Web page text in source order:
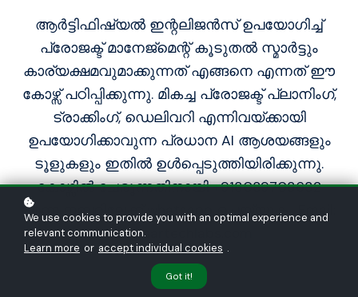
ആർട്ടിഫിഷ്യൽ ഇന്റലിജൻസ് ഉപയോഗിച്ച്
പ്രോജക്ട് മാനേജ്മെന്റ് കൂടുതൽ സ്മാർട്ടും
കാര്യക്ഷമവുമാക്കുന്നത് എങ്ങനെ എന്നത് ഈ
കോഴ്സ് പഠിപ്പിക്കുന്നു. മികച്ച പ്രോജക്ട് പ്ലാനിംഗ്,
ട്രാക്കിംഗ്, ഡെലിവറി എന്നിവയ്ക്കായി
ഉപയോഗിക്കാവുന്ന പ്രധാന AI ആശയങ്ങളും
ടൂളുകളും ഇതിൽ ഉൾപ്പെടുത്തിയിരിക്കുന്നു.
കോഴ്സിൽ ചേരുന്നതിനായി +918089708632
എന്ന നമ്പറിലേക്ക് whatsapp ചെയ്യുക . Email:
info@sartechlabs.com
We use cookies to provide you with an optimal experience and
relevant communication.
Learn more or accept individual cookies .
Got it!